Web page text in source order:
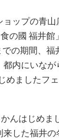
ップの青山
の國 福井
での期間、
内にいなが
めましたフ
かんはじめ
した福井の